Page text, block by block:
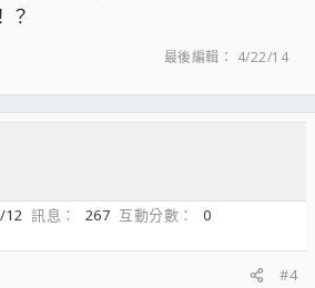
？
最後編輯： 4/22/14
12 訊息 267 互動分數
0
#4